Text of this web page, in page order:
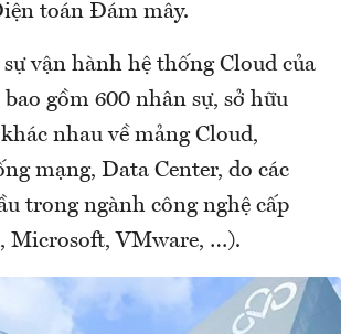
toán Đám mây.
vận hành hệ thống Cloud của
gồm 600 nhân sự, sở hữu
nhau về mảng Cloud,
mạng, Data Center, do các
trong ngành công nghệ cấp
Microsoft, VMware, …).